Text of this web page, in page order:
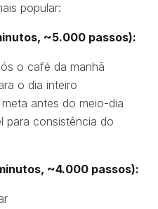
popular:
~5.000 passos):
o café da manhã
o dia inteiro
antes do meio-dia
para consistência do
~4.000 passos):